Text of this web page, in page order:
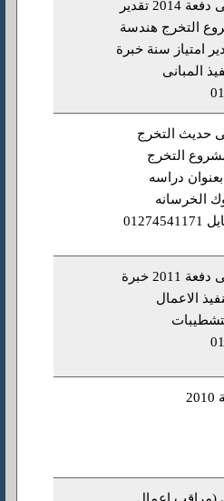
مهندس مدنى دفعة 2014 تقدير
التخرج هندسة
امتياز سنة خبرة
المبانى
حديث التخرج
التخرج
دراسه
الخرسانه
مهندس مدنى دفعة 2011 خبرة
الاعمال